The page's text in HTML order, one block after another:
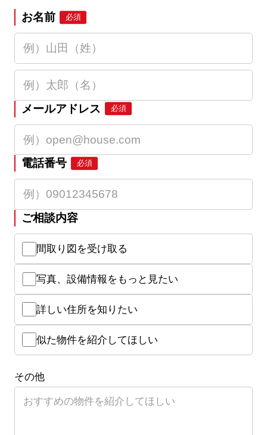
お名前 必須
メールアドレス 必須
電話番号 必須
ご相談内容
間取り図を受け取る
写真、設備情報をもっと見たい
詳しい住所を知りたい
似た物件を紹介してほしい
その他